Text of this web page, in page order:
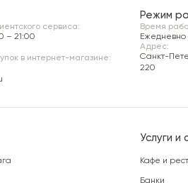
сервиса:
– 21:00
в интернет-магазине:
Режим
Время
Ежедневно
Адрес:
Санкт-
220
Услуги и
Кафе и
Банки